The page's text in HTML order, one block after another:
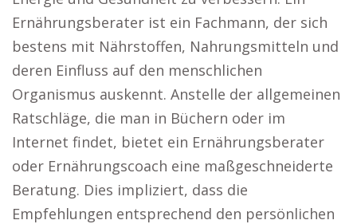
Ernährungsberater ist ein Fachmann, der sich
bestens mit Nährstoffen, Nahrungsmitteln und
deren Einfluss auf den menschlichen
Organismus auskennt. Anstelle der allgemeinen
Ratschläge, die man in Büchern oder im
Internet findet, bietet ein Ernährungsberater
oder Ernährungscoach eine maßgeschneiderte
Beratung. Dies impliziert, dass die
Empfehlungen entsprechend den persönlichen